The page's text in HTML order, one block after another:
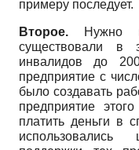
примеру последует.
Второе. Нужно
существовали в
инвалидов до
предприятие с
было создавать
предприятие
платить деньги в